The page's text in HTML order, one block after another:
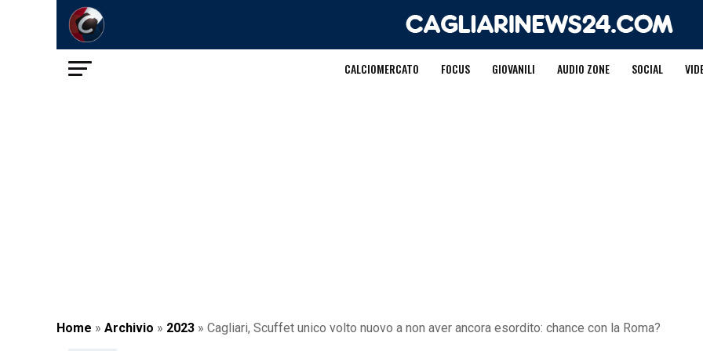
CALCIOMERCATO FOCUS GIOVANILI AUDIO ZONE SOCIAL
Home » Archivio » 2023 » Cagliari, Scuffet unico volto nuovo a non aver ancora esordito: chance con la Roma?